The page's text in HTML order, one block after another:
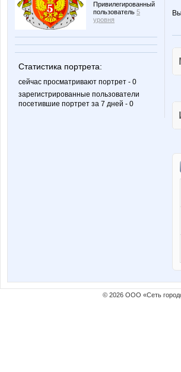
Привилегированный
пользователь 5
уровня
Статистика портрета:
сейчас просматривают портрет - 0
зарегистрированные пользователи
посетившие портрет за 7 дней - 0
© 2026 ООО «Сеть